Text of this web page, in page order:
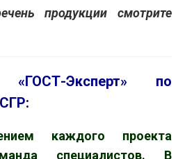
продукции смотрите
Эксперт» по
каждого проекта
специалистов. В